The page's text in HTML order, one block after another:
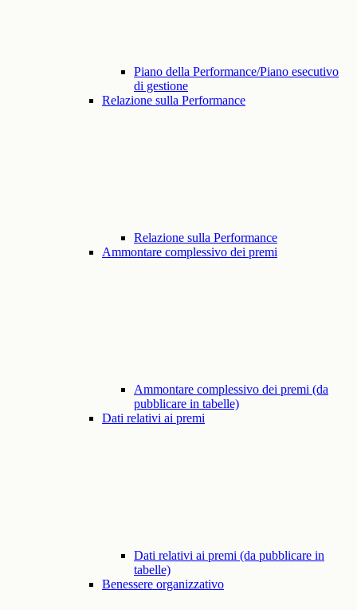
Piano della Performance/Piano esecutivo
di gestione
Relazione sulla Performance
Relazione sulla Performance
Ammontare complessivo dei premi
Ammontare complessivo dei premi (da
pubblicare in tabelle)
Dati relativi ai premi
Dati relativi ai premi (da pubblicare in
tabelle)
Benessere organizzativo